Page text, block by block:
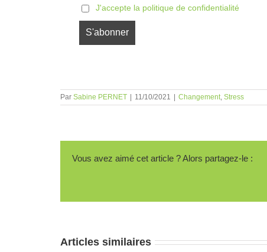
J'accepte la politique de confidentialité
Par Sabine PERNET | 11/10/2021 | Changement Stress
Vous avez aimé cet article ? Alors partagez-le :
Articles similaires